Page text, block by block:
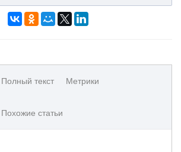
Полный текст Метрики
Похожие статьи